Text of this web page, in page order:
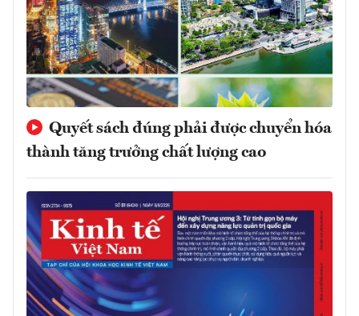
Quyết sách đúng phải được chuyển hóa
thành tăng trưởng chất lượng cao